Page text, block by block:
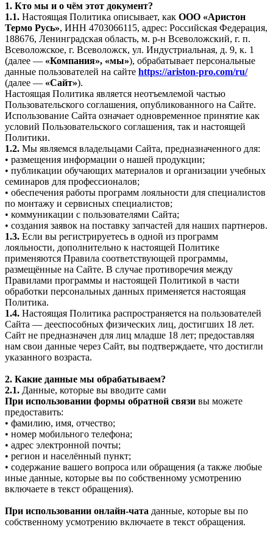
1. Кто мы и о чём этот документ?
1.1. Настоящая Политика описывает, как ООО «Аристон
Термо Русь», ИНН 4703066115, адрес: Российская Федерация,
188676, Ленинградская область, м. р-н Всеволожский, г. п.
Всеволожское, г. Всеволожск, ул. Индустриальная, д. 9, к. 1
(далее — «Компания», «мы»), обрабатывает персональные
данные пользователей на сайте https://ariston-pro.com/ru/
(далее — «Сайт»).
Настоящая Политика является неотъемлемой частью
Пользовательского соглашения, опубликованного на Сайте.
Использование Сайта означает одновременное принятие как
условий Пользовательского соглашения, так и настоящей
Политики.
1.2. Мы являемся владельцами Сайта, предназначенного для:
• размещения информации о нашей продукции;
• публикации обучающих материалов и организации учебных
семинаров для профессионалов;
• обеспечения работы программ лояльности для специалистов
по монтажу и сервисных специалистов;
• коммуникации с пользователями Сайта;
• создания заявок на поставку запчастей для наших партнеров.
1.3. Если вы регистрируетесь в одной из программ
лояльности, дополнительно к настоящей Политике
применяются Правила соответствующей программы,
размещённые на Сайте. В случае противоречия между
Правилами программы и настоящей Политикой в части
обработки персональных данных применяется настоящая
Политика.
1.4. Настоящая Политика распространяется на пользователей
Сайта — дееспособных физических лиц, достигших 18 лет.
Сайт не предназначен для лиц младше 18 лет; предоставляя
нам свои данные через Сайт, вы подтверждаете, что достигли
указанного возраста.
2. Какие данные мы обрабатываем?
2.1. Данные, которые вы вводите сами
При использовании формы обратной связи вы можете
предоставить:
• фамилию, имя, отчество;
• номер мобильного телефона;
• адрес электронной почты;
• регион и населённый пункт;
• содержание вашего вопроса или обращения (а также любые
иные данные, которые вы по собственному усмотрению
включаете в текст обращения).
При использовании онлайн-чата данные, которые вы по
собственному усмотрению включаете в текст обращения.